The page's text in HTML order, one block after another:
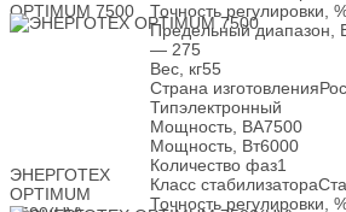
OPTIMUM 7500
Точность регулировки,
Предельный диапазон,
— 275
Вес, кг55
Страна изготовления
ЭНЕРГОТЕХ
OPTIMUM
Типэлектронный
Мощность, ВА7500
Мощность, Вт6000
Количество фаз1
Класс стабилизатора
Точность регулировки,